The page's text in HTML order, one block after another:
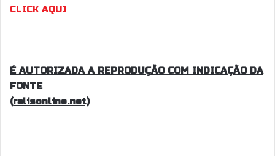
CLICK AQUI
É AUTORIZADA A REPRODUÇÃO COM INDICAÇÃO DA
FONTE
(ralisonline.net)